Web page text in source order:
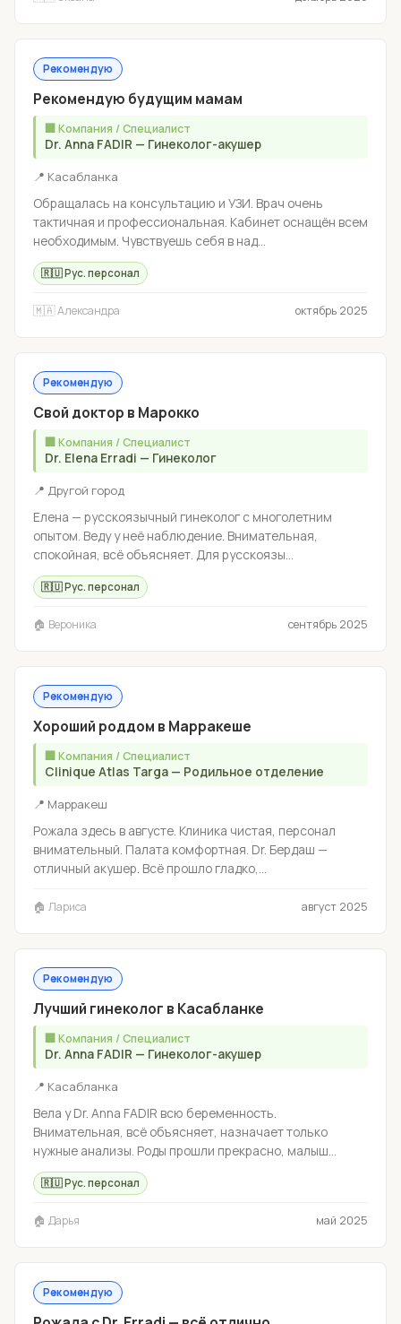
Рекомендую
Рекомендую будущим мамам
🏢 Компания / Специалист
Dr. Anna FADIR — Гинеколог-акушер
📍 Касабланка
Обращалась на консультацию и УЗИ. Врач очень
тактичная и профессиональная. Кабинет оснащён всем
необходимым. Чувствуешь себя в над...
🇷🇺 Рус. персонал
🇲🇦 Александра октябрь 2025
Рекомендую
Свой доктор в Марокко
🏢 Компания / Специалист
Dr. Elena Erradi — Гинеколог
📍 Другой город
Елена — русскоязычный гинеколог с многолетним
опытом. Веду у неё наблюдение. Внимательная,
спокойная, всё объясняет. Для русскоязы...
🇷🇺 Рус. персонал
🏠 Вероника сентябрь 2025
Рекомендую
Хороший роддом в Марракеше
🏢 Компания / Специалист
Clinique Atlas Targa — Родильное отделение
📍 Марракеш
Рожала здесь в августе. Клиника чистая, персонал
внимательный. Палата комфортная. Dr. Бердаш —
отличный акушер. Всё прошло гладко,...
🏠 Лариса август 2025
Рекомендую
Лучший гинеколог в Касабланке
🏢 Компания / Специалист
Dr. Anna FADIR — Гинеколог-акушер
📍 Касабланка
Вела у Dr. Anna FADIR всю беременность.
Внимательная, всё объясняет, назначает только
нужные анализы. Роды прошли прекрасно, малыш...
🇷🇺 Рус. персонал
🏠 Дарья май 2025
Рекомендую